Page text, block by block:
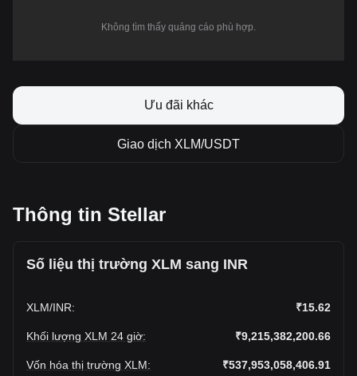
Không tìm thấy quảng cáo phù hợp.
Ưu đãi khác
Giao dịch XLM/USDT
Thông tin Stellar
Số liệu thị trường XLM sang INR
XLM/INR: ₹15.62
Khối lượng XLM 24 giờ: ₹9,215,382,200.66
Vốn hóa thị trường XLM: ₹537,953,058,406.91